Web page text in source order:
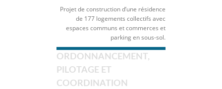
Projet de construction d’une résidence
de 177 logements collectifs avec
espaces communs et commerces et
parking en sous-sol.
ORDONNANCEMENT,
PILOTAGE ET
COORDINATION